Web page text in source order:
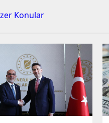
Konular